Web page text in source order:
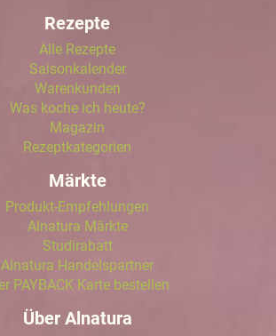
Rezepte
Alle Rezepte
Saisonkalender
Warenkunden
Was koche ich heute?
Magazin
Rezeptkategorien
Märkte
Produkt-Empfehlungen
Alnatura Märkte
Studirabatt
Alnatura Handelspartner
PAYBACK Karte bestellen
Über Alnatura